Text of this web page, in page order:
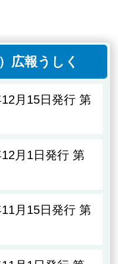
広報うしく
月15日発行 第
月1日発行 第
月15日発行 第